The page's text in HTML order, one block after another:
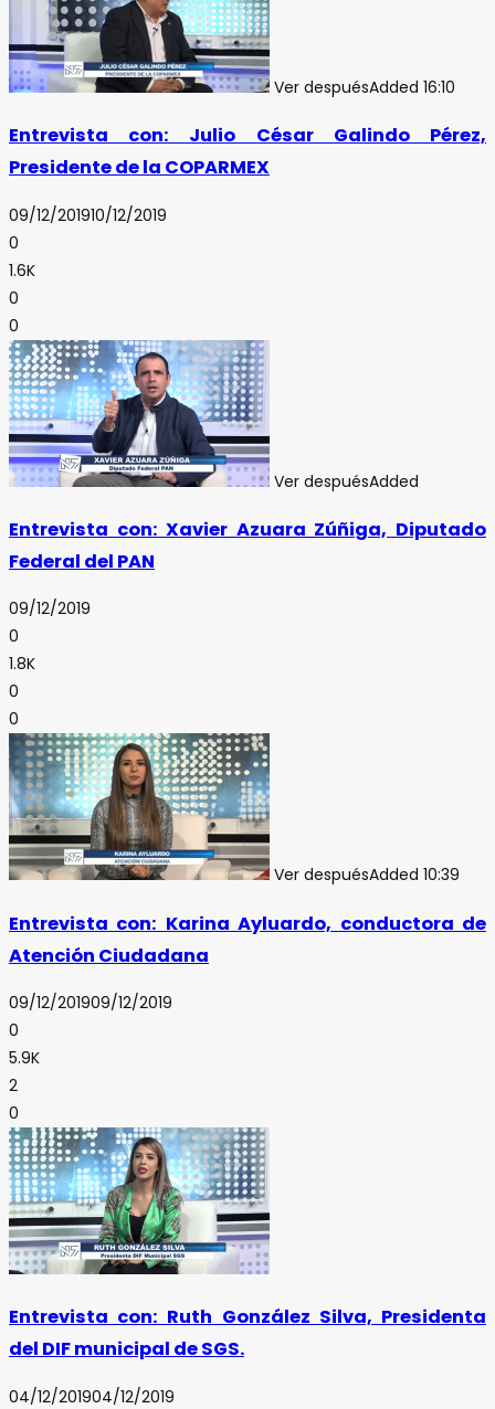
Ver despuésAdded 16:10
Entrevista con: Julio César Galindo Pérez,
Presidente de la COPARMEX
09/12/201910/12/2019
0
1.6K
0
0
Ver despuésAdded
Entrevista con: Xavier Azuara Zúñiga, Diputado
Federal del PAN
09/12/2019
0
1.8K
0
0
Ver despuésAdded 10:39
Entrevista con: Karina Ayluardo, conductora de
Atención Ciudadana
09/12/201909/12/2019
0
5.9K
2
0
Entrevista con: Ruth González Silva, Presidenta
del DIF municipal de SGS.
04/12/201904/12/2019